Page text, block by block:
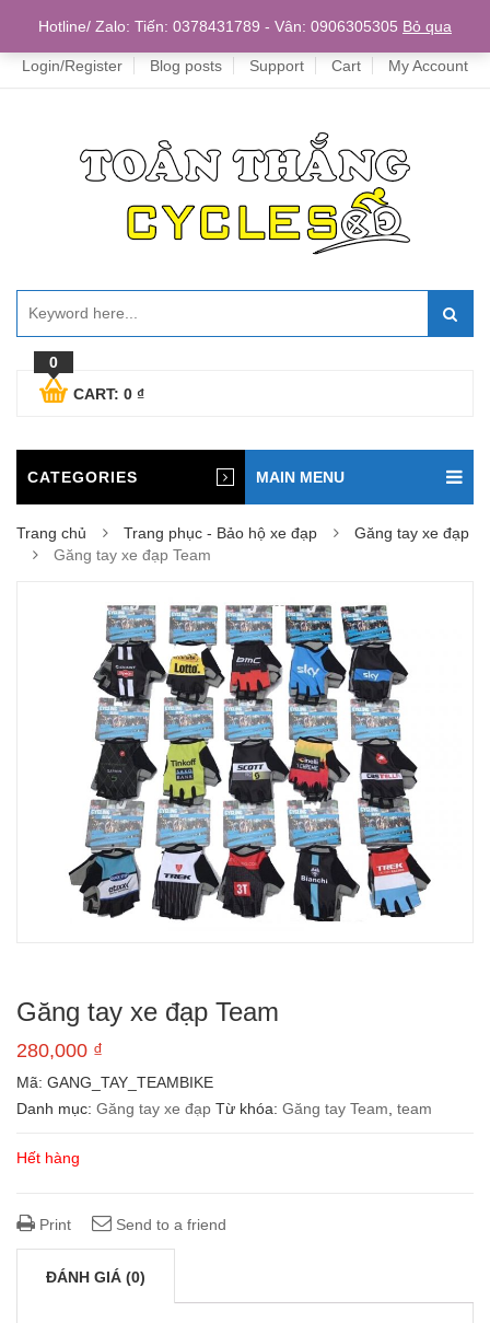
Home
Login/Register Blog posts Support Cart My Account
0
CART: 0 ₫
CATEGORIES MAIN MENU
Trang chủ Trang phục - Bảo hộ xe đạp
Găng tay xe đạp
Găng tay xe đạp Team
Găng tay xe đạp Team
280,000 ₫
Mã: GANG_TAY_TEAMBIKE
Danh mục: Găng tay xe đạp Từ khóa: Găng tay Team team
Hết hàng
Print Send to a friend
ĐÁNH GIÁ (0)
Hotline/ Zalo: Tiến: 0378431789 - Vân: 0906305305 Bỏ qua